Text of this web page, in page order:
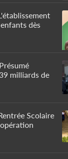
dès
milliards de
Scolaire